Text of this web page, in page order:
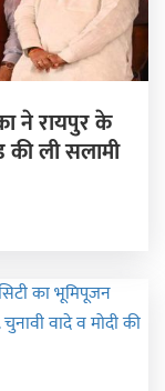
ने रायपुर के
की ली सलामी